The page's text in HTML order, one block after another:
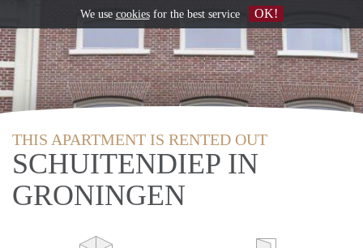
THIS APARTMENT IS RENTED OUT
SCHUITENDIEP IN
GRONINGEN
We use cookiesfor the best service OK!